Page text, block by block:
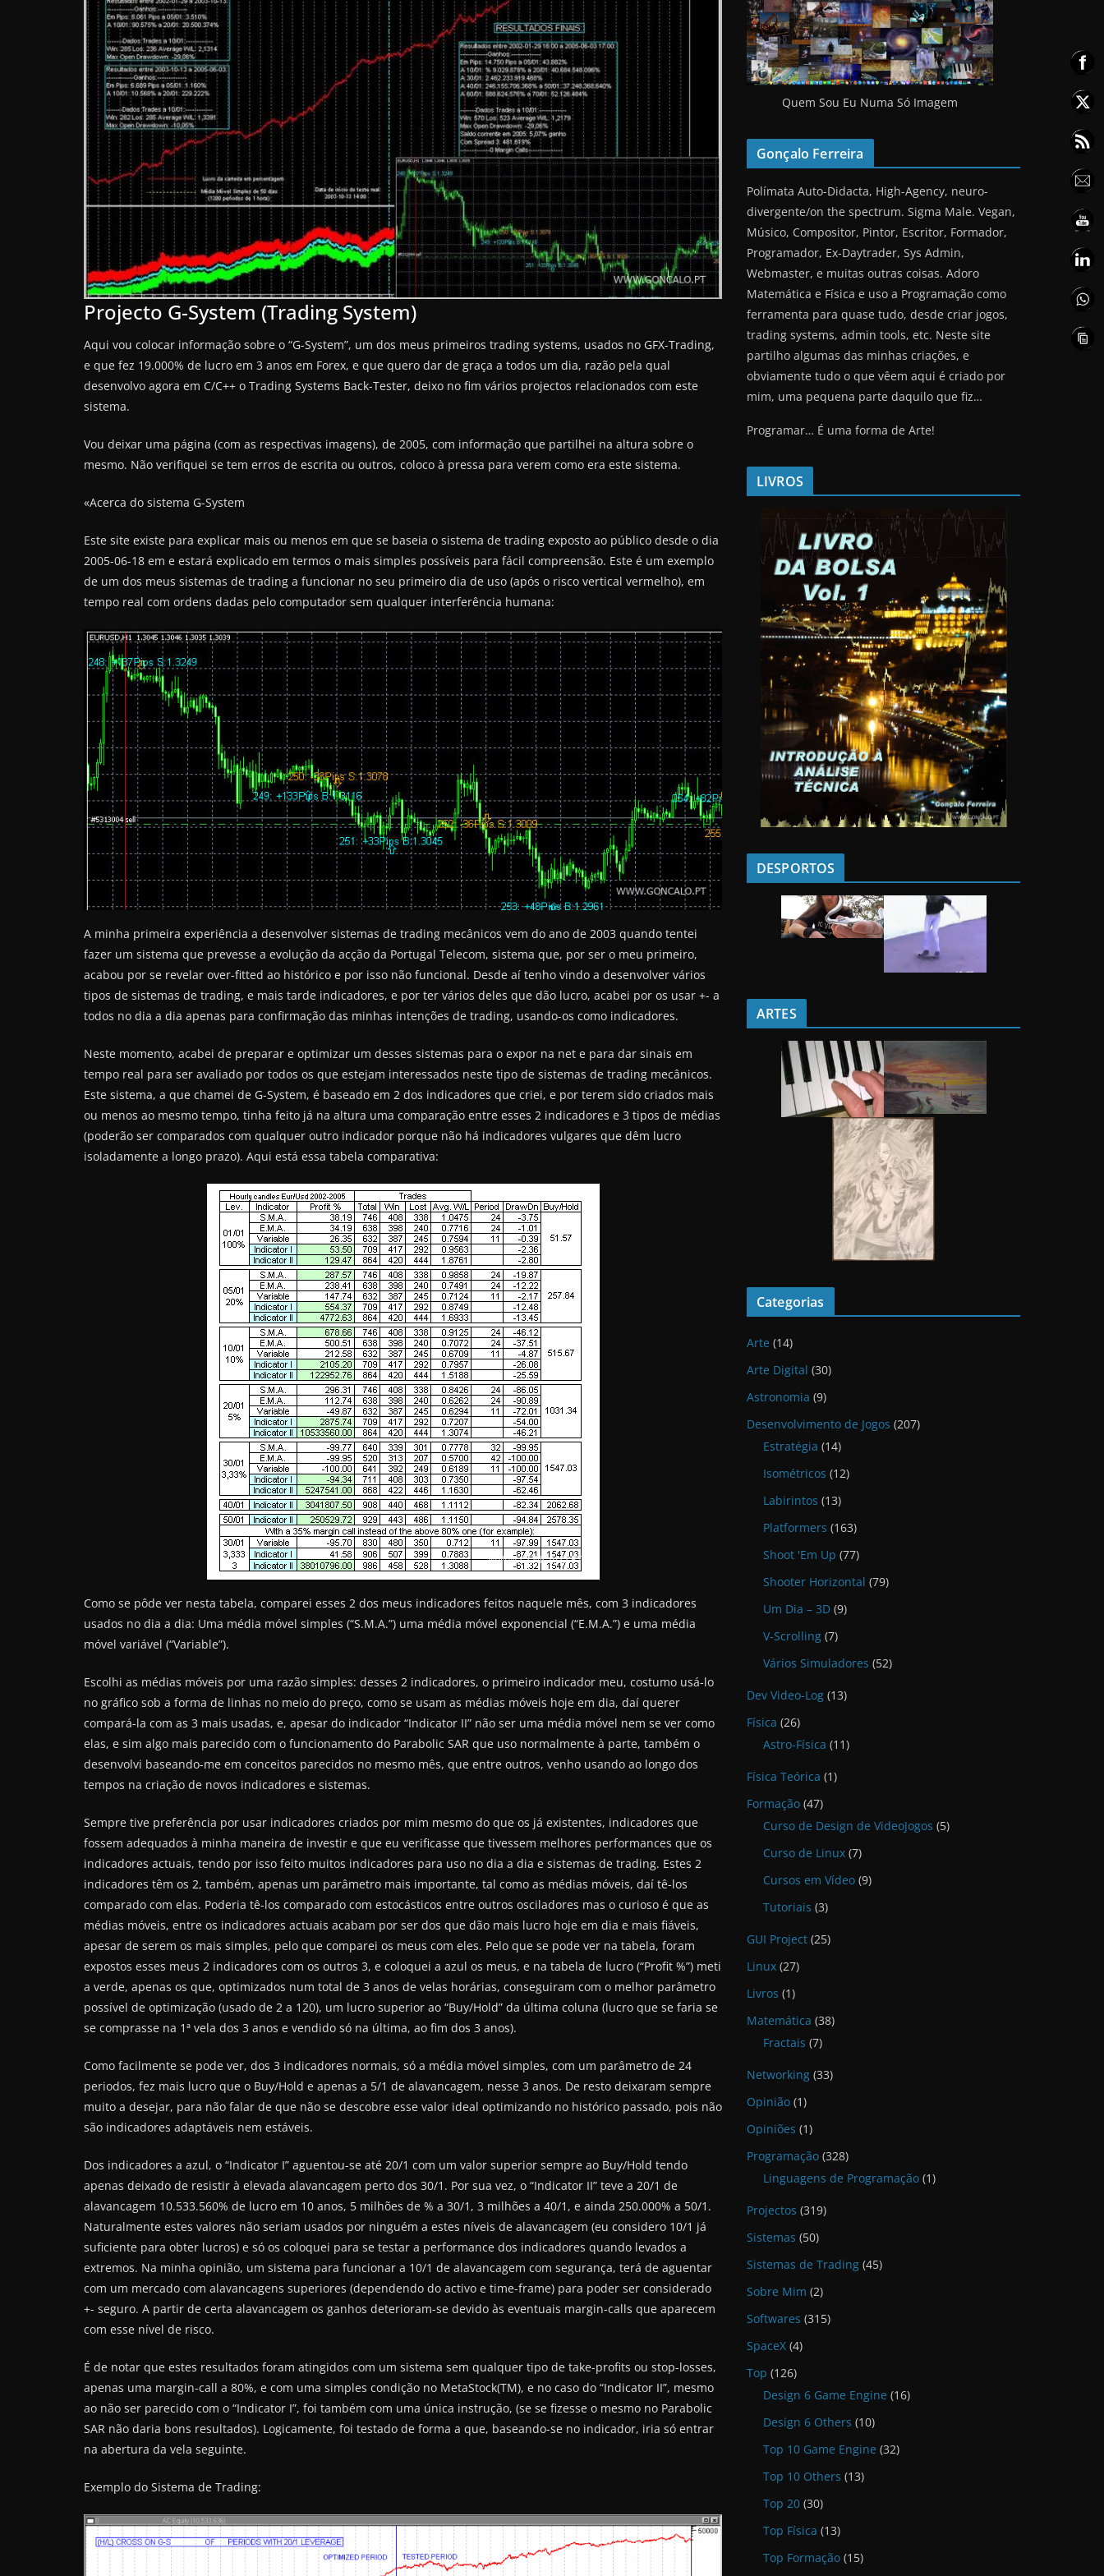
Projecto G-System (Trading System)
Aqui vou colocar informação sobre o “G-System”, um dos meus primeiros trading systems, usados no GFX-Trading,
e que fez 19.000% de lucro em 3 anos em Forex, e que quero dar de graça a todos um dia, razão pela qual
desenvolvo agora em C/C++ o Trading Systems Back-Tester, deixo no fim vários projectos relacionados com este
sistema.
Vou deixar uma página (com as respectivas imagens), de 2005, com informação que partilhei na altura sobre o
mesmo. Não verifiquei se tem erros de escrita ou outros, coloco à pressa para verem como era este sistema.
«Acerca do sistema G-System
Este site existe para explicar mais ou menos em que se baseia o sistema de trading exposto ao público desde o dia
2005-06-18 em e estará explicado em termos o mais simples possíveis para fácil compreensão. Este é um exemplo
de um dos meus sistemas de trading a funcionar no seu primeiro dia de uso (após o risco vertical vermelho), em
tempo real com ordens dadas pelo computador sem qualquer interferência humana:
A minha primeira experiência a desenvolver sistemas de trading mecânicos vem do ano de 2003 quando tentei
fazer um sistema que prevesse a evolução da acção da Portugal Telecom, sistema que, por ser o meu primeiro,
acabou por se revelar over-fitted ao histórico e por isso não funcional. Desde aí tenho vindo a desenvolver vários
tipos de sistemas de trading, e mais tarde indicadores, e por ter vários deles que dão lucro, acabei por os usar +- a
todos no dia a dia apenas para confirmação das minhas intenções de trading, usando-os como indicadores.
Neste momento, acabei de preparar e optimizar um desses sistemas para o expor na net e para dar sinais em
tempo real para ser avaliado por todos os que estejam interessados neste tipo de sistemas de trading mecânicos.
Este sistema, a que chamei de G-System, é baseado em 2 dos indicadores que criei, e por terem sido criados mais
ou menos ao mesmo tempo, tinha feito já na altura uma comparação entre esses 2 indicadores e 3 tipos de médias
(poderão ser comparados com qualquer outro indicador porque não há indicadores vulgares que dêm lucro
isoladamente a longo prazo). Aqui está essa tabela comparativa:
Como se pôde ver nesta tabela, comparei esses 2 dos meus indicadores feitos naquele mês, com 3 indicadores
usados no dia a dia: Uma média móvel simples (“S.M.A.”) uma média móvel exponencial (“E.M.A.”) e uma média
móvel variável (“Variable”).
Escolhi as médias móveis por uma razão simples: desses 2 indicadores, o primeiro indicador meu, costumo usá-lo
no gráfico sob a forma de linhas no meio do preço, como se usam as médias móveis hoje em dia, daí querer
compará-la com as 3 mais usadas, e, apesar do indicador “Indicator II” não ser uma média móvel nem se ver como
elas, e sim algo mais parecido com o funcionamento do Parabolic SAR que uso normalmente à parte, também o
desenvolvi baseando-me em conceitos parecidos no mesmo mês, que entre outros, venho usando ao longo dos
tempos na criação de novos indicadores e sistemas.
Sempre tive preferência por usar indicadores criados por mim mesmo do que os já existentes, indicadores que
fossem adequados à minha maneira de investir e que eu verificasse que tivessem melhores performances que os
indicadores actuais, tendo por isso feito muitos indicadores para uso no dia a dia e sistemas de trading. Estes 2
indicadores têm os 2, também, apenas um parâmetro mais importante, tal como as médias móveis, daí tê-los
comparado com elas. Poderia tê-los comparado com estocásticos entre outros osciladores mas o curioso é que as
médias móveis, entre os indicadores actuais acabam por ser dos que dão mais lucro hoje em dia e mais fiáveis,
apesar de serem os mais simples, pelo que comparei os meus com eles. Pelo que se pode ver na tabela, foram
expostos esses meus 2 indicadores com os outros 3, e coloquei a azul os meus, e na tabela de lucro (“Profit %”) meti
a verde, apenas os que, optimizados num total de 3 anos de velas horárias, conseguiram com o melhor parâmetro
possível de optimização (usado de 2 a 120), um lucro superior ao “Buy/Hold” da última coluna (lucro que se faria se
se comprasse na 1ª vela dos 3 anos e vendido só na última, ao fim dos 3 anos).
Como facilmente se pode ver, dos 3 indicadores normais, só a média móvel simples, com um parâmetro de 24
periodos, fez mais lucro que o Buy/Hold e apenas a 5/1 de alavancagem, nesse 3 anos. De resto deixaram sempre
muito a desejar, para não falar de que não se descobre esse valor ideal optimizando no histórico passado, pois não
são indicadores adaptáveis nem estáveis.
Dos indicadores a azul, o “Indicator I” aguentou-se até 20/1 com um valor superior sempre ao Buy/Hold tendo
apenas deixado de resistir à elevada alavancagem perto dos 30/1. Por sua vez, o “Indicator II” teve a 20/1 de
alavancagem 10.533.560% de lucro em 10 anos, 5 milhões de % a 30/1, 3 milhões a 40/1, e ainda 250.000% a 50/1.
Naturalmente estes valores não seriam usados por ninguém a estes níveis de alavancagem (eu considero 10/1 já
suficiente para obter lucros) e só os coloquei para se testar a performance dos indicadores quando levados a
extremos. Na minha opinião, um sistema para funcionar a 10/1 de alavancagem com segurança, terá de aguentar
com um mercado com alavancagens superiores (dependendo do activo e time-frame) para poder ser considerado
+- seguro. A partir de certa alavancagem os ganhos deterioram-se devido às eventuais margin-calls que aparecem
com esse nível de risco.
É de notar que estes resultados foram atingidos com um sistema sem qualquer tipo de take-profits ou stop-losses,
apenas uma margin-call a 80%, e com uma simples condição no MetaStock(TM), e no caso do “Indicator II”, mesmo
ao não ser parecido com o “Indicator I”, foi também com uma única instrução, (se se fizesse o mesmo no Parabolic
SAR não daria bons resultados). Logicamente, foi testado de forma a que, baseando-se no indicador, iria só entrar
na abertura da vela seguinte.
Exemplo do Sistema de Trading:
Quem Sou Eu Numa Só Imagem
Gonçalo Ferreira
Polímata Auto-Didacta, High-Agency, neuro-
divergente/on the spectrum. Sigma Male. Vegan,
Músico, Compositor, Pintor, Escritor, Formador,
Programador, Ex-Daytrader, Sys Admin,
Webmaster, e muitas outras coisas. Adoro
Matemática e Física e uso a Programação como
ferramenta para quase tudo, desde criar jogos,
trading systems, admin tools, etc. Neste site
partilho algumas das minhas criações, e
obviamente tudo o que vêem aqui é criado por
mim, uma pequena parte daquilo que fiz…
Programar… É uma forma de Arte!
LIVROS
DESPORTOS
ARTES
Categorias
Arte (14)
Arte Digital (30)
Astronomia (9)
Desenvolvimento de Jogos (207)
Estratégia (14)
Isométricos (12)
Labirintos (13)
Platformers (163)
Shoot 'Em Up (77)
Shooter Horizontal (79)
Um Dia – 3D (9)
V-Scrolling (7)
Vários Simuladores (52)
Dev Video-Log (13)
Física (26)
Astro-Física (11)
Física Teórica (1)
Formação (47)
Curso de Design de VideoJogos (5)
Curso de Linux (7)
Cursos em Vídeo (9)
Tutoriais (3)
GUI Project (25)
Linux (27)
Livros (1)
Matemática (38)
Fractais (7)
Networking (33)
Opinião (1)
Opiniões (1)
Programação (328)
Linguagens de Programação (1)
Projectos (319)
Sistemas (50)
Sistemas de Trading (45)
Sobre Mim (2)
Softwares (315)
SpaceX (4)
Top (126)
Design 6 Game Engine (16)
Design 6 Others (10)
Top 10 Game Engine (32)
Top 10 Others (13)
Top 20 (30)
Top Física (13)
Top Formação (15)